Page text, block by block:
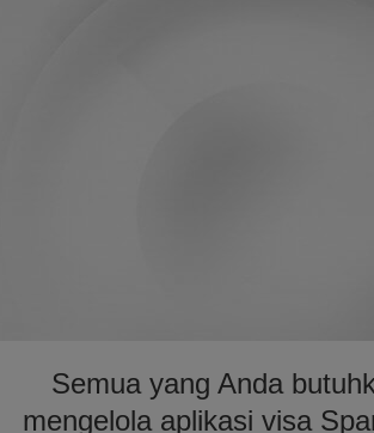
Semua yang Anda
mengelola aplikasi visa